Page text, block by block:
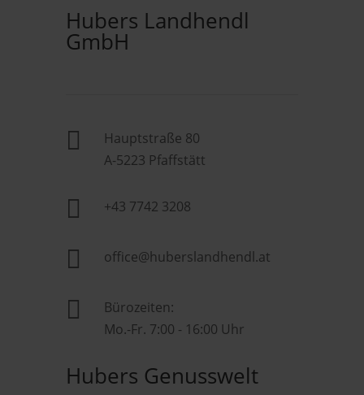
Hubers Landhendl
GmbH

Hauptstraße 80
A-5223 Pfaffstätt
 +43 7742 3208
 office@huberslandhendl.at

Bürozeiten:
Mo.-Fr. 7:00 - 16:00 Uhr
Hubers Genusswelt